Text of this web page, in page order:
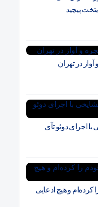
پیچید
در تهران
با اجرای دوئو تآی
و هیچ ادعایی